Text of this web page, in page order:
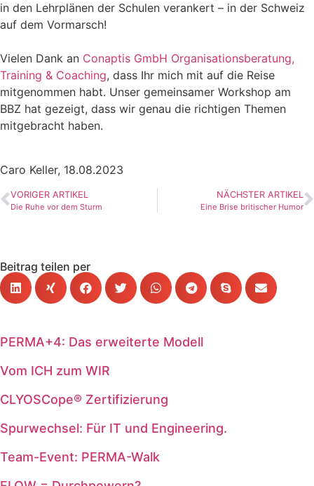
in den Lehrplänen der Schulen verankert – in der Schweiz
auf dem Vormarsch!
Vielen Dank an Conaptis GmbH Organisationsberatung,
Training & Coaching, dass Ihr mich mit auf die Reise
mitgenommen habt. Unser gemeinsamer Workshop am
BBZ hat gezeigt, dass wir genau die richtigen Themen
mitgebracht haben.
Caro Keller, 18.08.2023
VORIGER ARTIKEL
Die Ruhe vor dem Sturm
NÄCHSTER ARTIKEL
Eine Brise britischer Humor
Beitrag teilen per
PERMA+4: Das erweiterte Modell
Vom ICH zum WIR
CLYOSCope® Zertifizierung
Spurwechsel: Für IT und Engineering.
Team-Event: PERMA-Walk